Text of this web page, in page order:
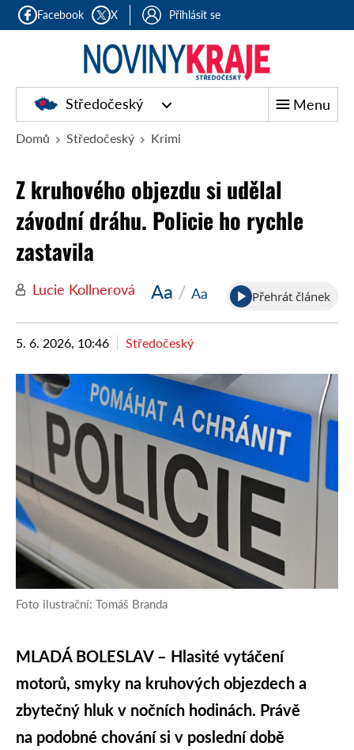
Facebook X Přihlásit se
Středočeský Menu
Domů Středočeský Krimi
Z kruhového objezdu si udělal
závodní dráhu. Policie ho rychle
zastavila
Lucie Kollnerová Aa / Aa Přehrát článek
5. 6. 2026, 10:46 Středočeský
Foto ilustrační: Tomáš Branda
MLADÁ BOLESLAV – Hlasité vytáčení
motorů, smyky na kruhových objezdech a
zbytečný hluk v nočních hodinách. Právě
na podobné chování si v poslední době